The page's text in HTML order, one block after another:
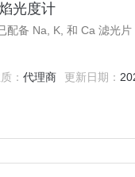
光度计
配备 Na, K, 和 Ca 滤光
： 代理商 更新日期：